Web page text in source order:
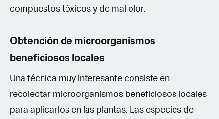
compuestos tóxicos y de mal olor.
Obtención de microorganismos
beneficiosos locales
Una técnica muy interesante consiste en
recolectar microorganismos beneficiosos locales
para aplicarlos en las plantas. Las especies de